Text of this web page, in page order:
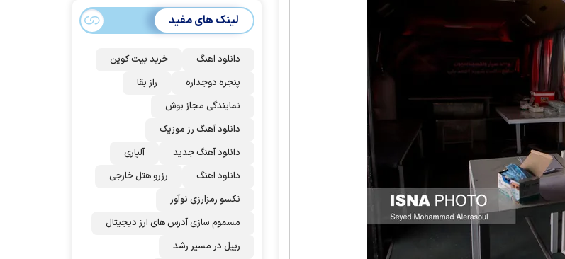
عربستان و آمریکا
شد
لینک های مفید
دانلود اهنگ
خرید بیت کوین
پنجره دوجداره
راز بقا
نمایندگی مجاز بوش
دانلود آهنگ رز‌ موزیک
دانلود آهنگ جدید
آلپاری
دانلود اهنگ
رزرو هتل خارجی
نکسو رمزارزی نوآور
مسموم سازی آدرس های ارز دیجیتال
ریپل در مسیر رشد